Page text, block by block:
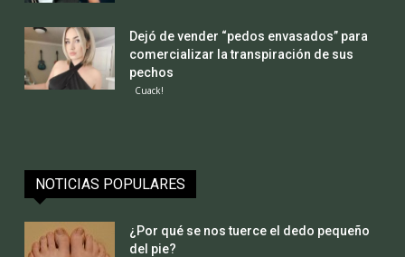
Dejó de vender “pedos envasados” para
comercializar la transpiración de sus
pechos
Cuack!
NOTICIAS POPULARES
¿Por qué se nos tuerce el dedo pequeño
del pie?